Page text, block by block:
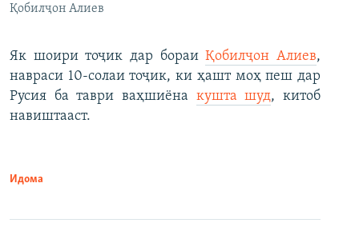
Қобилҷон Алиев
Як шоири тоҷик дар бораиҚобилҷон Алиев,
навраси 10-солаи тоҷик, ки ҳашт моҳ пеш дар
Русия ба таври ваҳшиёна кушта шуд, китоб
навиштааст.
Идома